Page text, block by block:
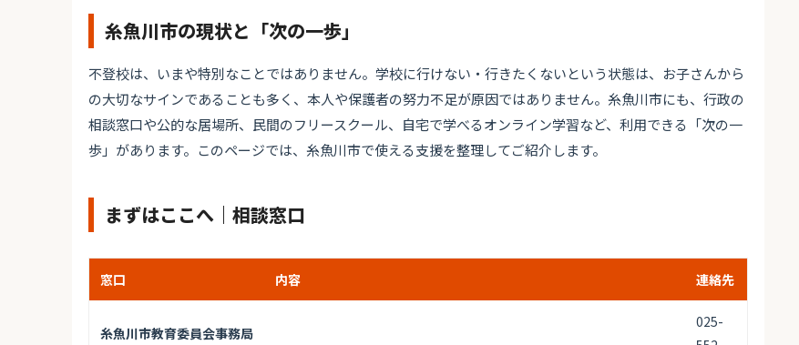
糸魚川市の現状と「次の一歩」
不登校は、いまや特別なことではありません。学校に行けない・行きたくないという状態は、お子さんから
の大切なサインであることも多く、本人や保護者の努力不足が原因ではありません。糸魚川市にも、行政の
相談窓口や公的な居場所、民間のフリースクール、自宅で学べるオンライン学習など、利用できる「次の一
歩」があります。このページでは、糸魚川市で使える支援を整理してご紹介します。
まずはここへ｜相談窓口
窓口 内容 連絡先
糸魚川市教育委員会事務局
025-